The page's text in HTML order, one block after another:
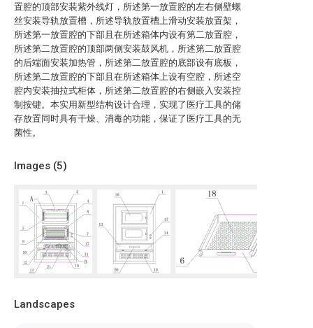
置腔的顶部安装紫外线灯，所述第一放置腔的左右侧壁螺
丝安装导轨放置槽，所述导轨放置槽上滑动安装放置架，
所述第一放置腔的下部且在所述箱体内设有第二放置腔，
所述第二放置腔的顶部两侧安装鼓风机，所述第二放置腔
的后端面安装加热管，所述第二放置腔的底部设有底板，
所述第二放置腔的下部且在所述箱体上设有空腔，所述空
腔内安装抽拉式柜体，所述第二放置腔的右侧嵌入安装控
制按键。本实用新型结构设计合理，实现了医疗工具的储
存放置同时具有干燥、消毒的功能，保证了医疗工具的无
菌性。
Images (5)
Landscapes